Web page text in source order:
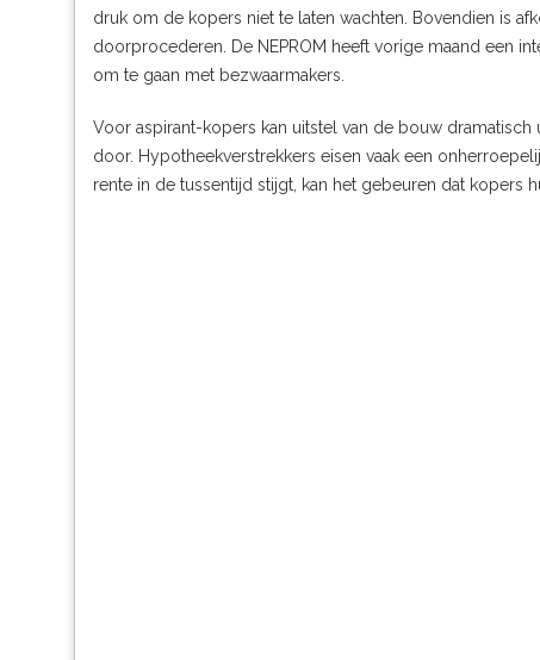
druk om de kopers niet te laten wachten. Bovendien is
doorprocederen. De NEPROM heeft vorige maand een
om te gaan met bezwaarmakers.
Voor aspirant-kopers kan uitstel van de bouw
door. Hypotheekverstrekkers eisen vaak een
rente in de tussentijd stijgt, kan het gebeuren dat kopers